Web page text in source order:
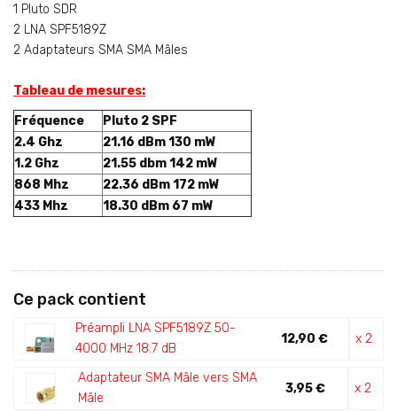
1 Pluto SDR
2 LNA SPF5189Z
2 Adaptateurs SMA SMA Mâles
Tableau de mesures:
Fréquence
Pluto 2 SPF
2.4 Ghz
21.16 dBm 130 mW
1.2 Ghz
21.55 dbm 142 mW
868 Mhz
22.36 dBm 172 mW
433 Mhz
18.30 dBm 67 mW
Ce pack contient
Préampli LNA SPF5189Z 50-
4000 MHz 18.7 dB
12,90 € x 2
Adaptateur SMA Mâle vers SMA
Mâle
3,95 € x 2